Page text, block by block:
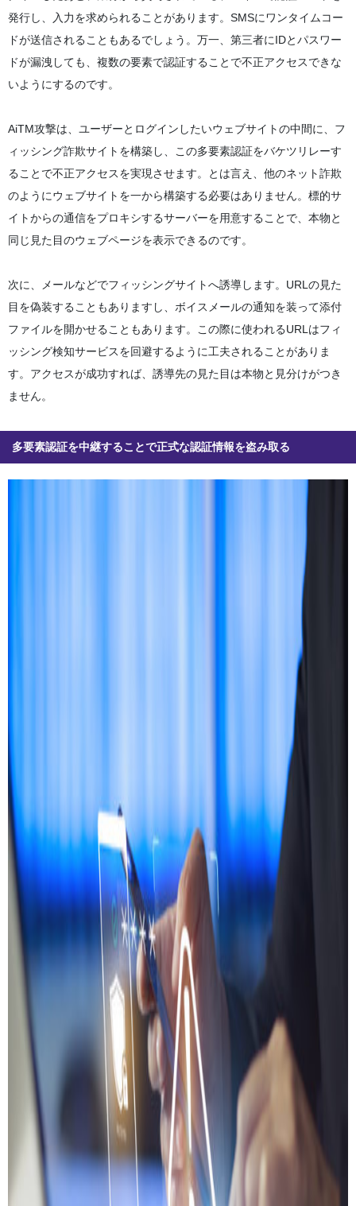
発行し、入力を求められることがあります。SMSにワンタイムコー
ドが送信されることもあるでしょう。万一、第三者にIDとパスワー
ドが漏洩しても、複数の要素で認証することで不正アクセスできな
いようにするのです。
AiTM攻撃は、ユーザーとログインしたいウェブサイトの中間に、フ
ィッシング詐欺サイトを構築し、この多要素認証をバケツリレーす
ることで不正アクセスを実現させます。とは言え、他のネット詐欺
のようにウェブサイトを一から構築する必要はありません。標的サ
イトからの通信をプロキシするサーバーを用意することで、本物と
同じ見た目のウェブページを表示できるのです。
次に、メールなどでフィッシングサイトへ誘導します。URLの見た
目を偽装することもありますし、ボイスメールの通知を装って添付
ファイルを開かせることもあります。この際に使われるURLはフィ
ッシング検知サービスを回避するように工夫されることがありま
す。アクセスが成功すれば、誘導先の見た目は本物と見分けがつき
ません。
多要素認証を中継することで正式な認証情報を盗み取る